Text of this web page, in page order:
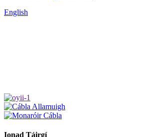
English
Ionad Táirgí